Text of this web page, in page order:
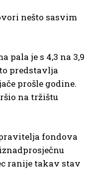
nešto sasvim
pala je s 4,3 na 3,9
predstavlja
prošle godine.
na tržištu
fondova
ranije takav stav